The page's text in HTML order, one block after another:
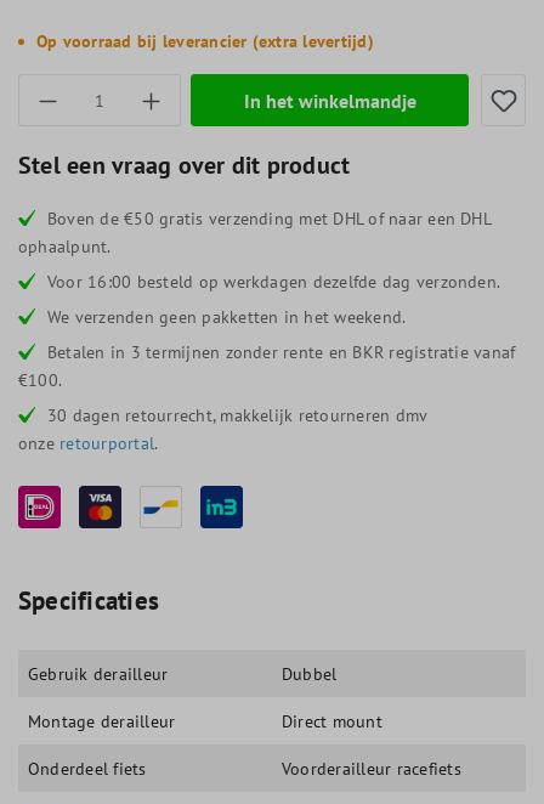
Op voorraad bij leverancier (extra levertijd)
Producthoeveelheid: Voer de gewenste
In het winkelmandje
Stel een vraag over dit product
Boven de €50 gratis verzending met DHL of naar een DHL
ophaalpunt.
Voor 16:00 besteld op werkdagen dezelfde dag verzonden.
We verzenden geen pakketten in het weekend.
Betalen in 3 termijnen zonder rente en BKR registratie vanaf
€100.
30 dagen retourrecht, makkelijk retourneren dmv
onze retourportal.
Specificaties
Gebruik derailleur Dubbel
Montage derailleur Direct mount
Onderdeel fiets Voorderailleur racefiets